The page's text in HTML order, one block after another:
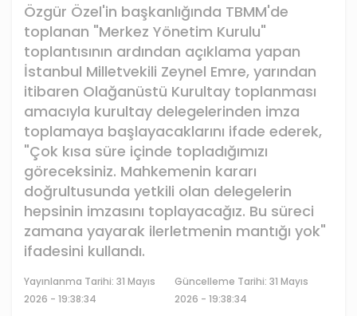
Özgür Özel'in başkanlığında TBMM'de
toplanan "Merkez Yönetim Kurulu"
toplantısının ardından açıklama yapan
İstanbul Milletvekili Zeynel Emre, yarından
itibaren Olağanüstü Kurultay toplanması
amacıyla kurultay delegelerinden imza
toplamaya başlayacaklarını ifade ederek,
"Çok kısa süre içinde topladığımızı
göreceksiniz. Mahkemenin kararı
doğrultusunda yetkili olan delegelerin
hepsinin imzasını toplayacağız. Bu süreci
zamana yayarak ilerletmenin mantığı yok"
ifadesini kullandı.
Yayınlanma Tarihi: 31 Mayıs
2026 - 19:38:34
Güncelleme Tarihi: 31 Mayıs
2026 - 19:38:34